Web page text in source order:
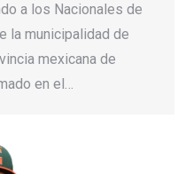
a los Nacionales de
la municipalidad de
mexicana de
en el…